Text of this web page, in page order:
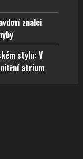
znalci
stylu: V
atrium